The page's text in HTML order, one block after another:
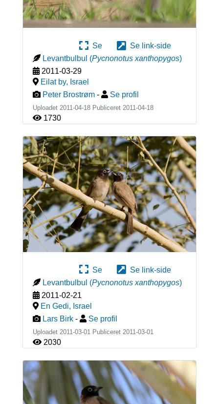
Se
Se link-side
Levantbulbul (Pycnonotus xanthopygos)
2011-03-29
Eilat by, Israel
Peter Brostrøm - Se profil
Uploadet 2011-04-18 Publiceret 2011-04-18
1730
Se
Se link-side
Levantbulbul (Pycnonotus xanthopygos)
2011-02-21
En Gedi, Israel
Lars Birk - Se profil
Uploadet 2011-03-01 Publiceret 2011-03-01
2030